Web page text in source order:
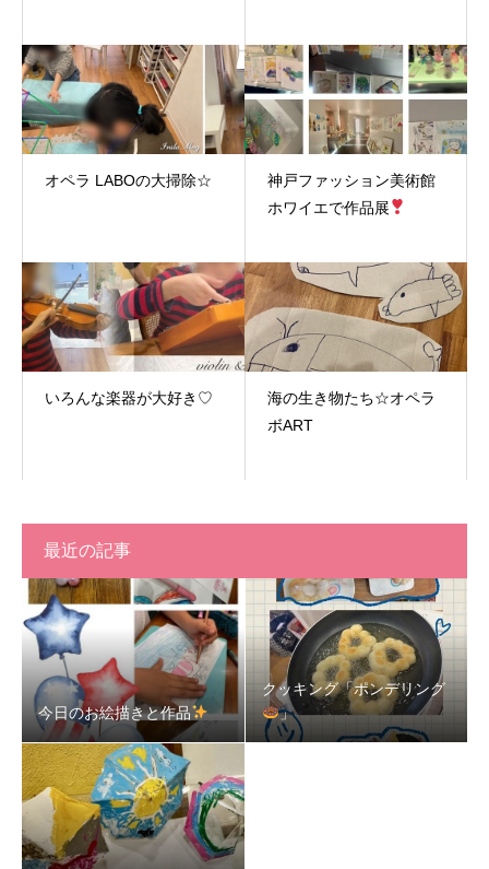
オペラ LABOの大掃除☆
神戸ファッション美術館
ホワイエで作品展
いろんな楽器が大好き♡
海の生き物たち☆オペラ
ボART
最近の記事
今日のお絵描きと作品
クッキング「ポンデリング
」